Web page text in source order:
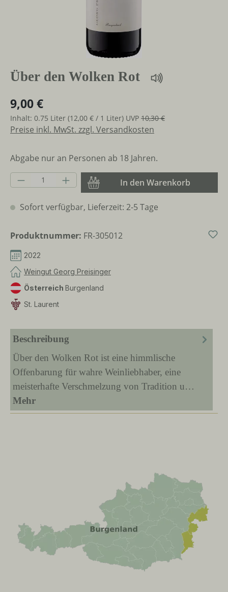
Über den Wolken Rot
9,00 €
Inhalt: 0.75 Liter (12,00 € / 1 Liter) UVP 10,30 €
Preise inkl. MwSt. zzgl. Versandkosten
Abgabe nur an Personen ab 18 Jahren.
Produkt Anzahl: Gib den gewünschten
In den Warenkorb
Sofort verfügbar, Lieferzeit: 2-5 Tage
Produktnummer: FR-305012
2022
Weingut Georg Preisinger
Österreich Burgenland
St. Laurent
Beschreibung
Über den Wolken Rot ist eine himmlische
Offenbarung für wahre Weinliebhaber, eine
meisterhafte Verschmelzung von Tradition u…
Mehr